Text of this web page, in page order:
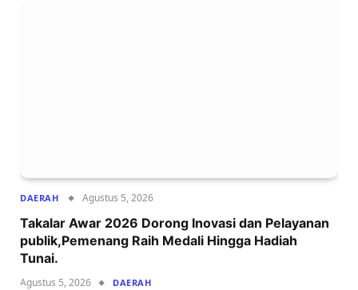
DAERAH Agustus 5, 2026
Takalar Awar 2026 Dorong Inovasi dan Pelayanan
publik,Pemenang Raih Medali Hingga Hadiah
Tunai.
Agustus 5, 2026 DAERAH